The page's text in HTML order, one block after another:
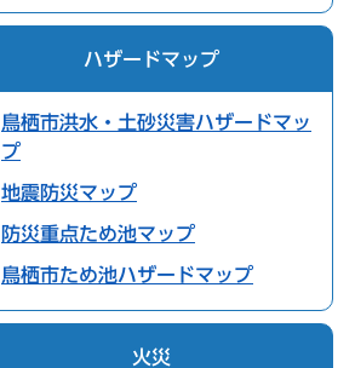
ハザードマップ
鳥栖市洪水・土砂災害ハザードマッ
プ
地震防災マップ
防災重点ため池マップ
鳥栖市ため池ハザードマップ
火災